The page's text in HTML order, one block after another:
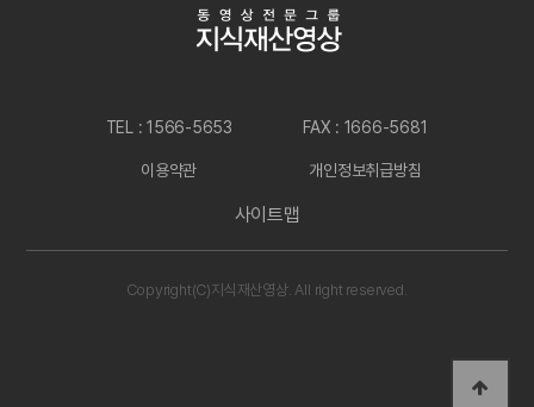
TEL : 1566-5653 FAX : 1666-5681
이용약관 개인정보취급방침
사이트맵
Copyright(C)지식재산영상. All right reserved.